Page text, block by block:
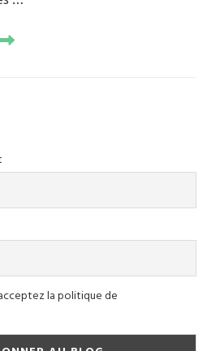
la politique de